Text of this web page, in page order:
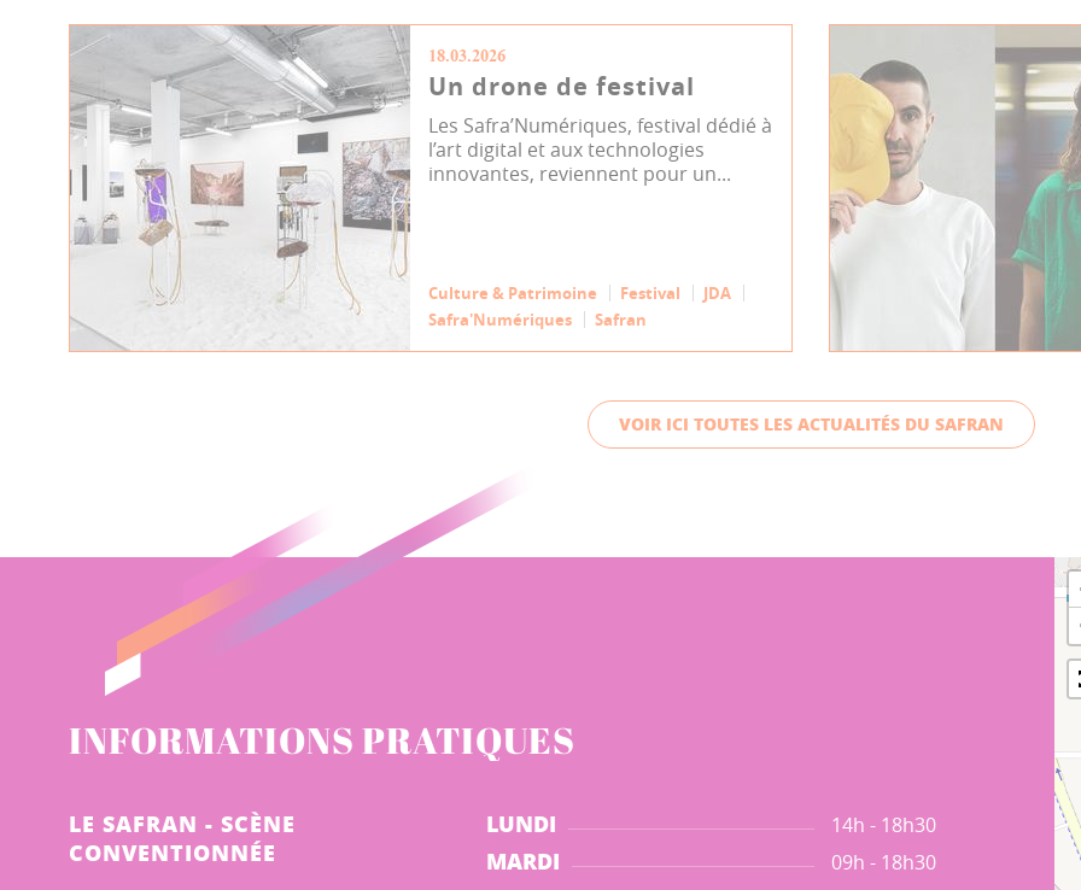
18.03.2026
Un drone de festival
Les Safra’Numériques, festival dédié à
l’art digital et aux technologies
innovantes, reviennent pour un...
Culture & Patrimoine Festival
JDA
Safra'Numériques
Safran
VOIR ICI TOUTES LES ACTUALITÉS DU SAFRAN
INFORMATIONS PRATIQUES
LE SAFRAN - SCÈNE
CONVENTIONNÉE
LUNDI 14h - 18h30
MARDI 09h - 18h30